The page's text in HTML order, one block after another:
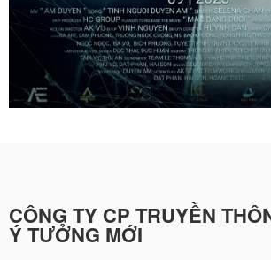
CÔNG TY CP TRUYỀN
Ý TƯỞNG MỚI